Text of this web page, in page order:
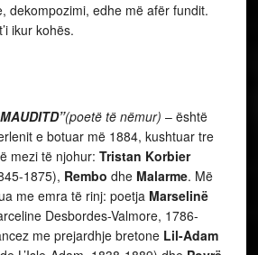
dekompozimi, edhe më afër fundit.
ikur kohës.
(poetë të nëmur) – është
e botuar më 1884, kushtuar tre
mezi të njohur: Tristan Korbier
1875), Rembo dhe Malarme. Më
me emra të rinj: poetja Marselinë
Desbordes-Valmore, 1786-
me prejardhje bretone Lil-Adam